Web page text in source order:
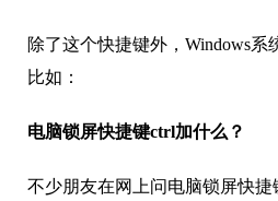
除了这个快捷键外，Windows系
比如：
电脑锁屏快捷键ctrl加什么？
不少朋友在网上问电脑锁屏快捷